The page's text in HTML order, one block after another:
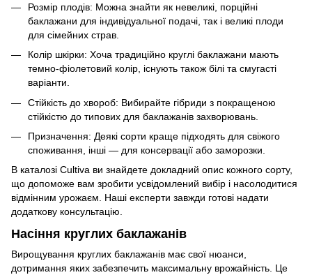
Розмір плодів: Можна знайти як невеликі, порційні
баклажани для індивідуальної подачі, так і великі плоди
для сімейних страв.
Колір шкірки: Хоча традиційно круглі баклажани мають
темно-фіолетовий колір, існують також білі та смугасті
варіанти.
Стійкість до хвороб: Вибирайте гібриди з покращеною
стійкістю до типових для баклажанів захворювань.
Призначення: Деякі сорти краще підходять для свіжого
споживання, інші — для консервації або заморозки.
В каталозі Cultiva ви знайдете докладний опис кожного сорту,
що допоможе вам зробити усвідомлений вибір і насолодитися
відмінним урожаєм. Наші експерти завжди готові надати
додаткову консультацію.
Насіння круглих баклажанів
Вирощування круглих баклажанів має свої нюанси,
дотримання яких забезпечить максимальну врожайність. Це